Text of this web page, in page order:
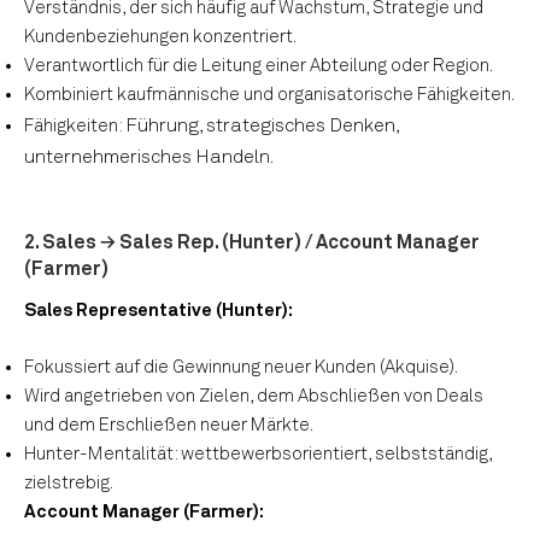
Verständnis, der sich häufig auf Wachstum, Strategie und
Kundenbeziehungen konzentriert.
Verantwortlich für die Leitung einer Abteilung oder Region.
Kombiniert kaufmännische und organisatorische Fähigkeiten.
Fähigkeiten: Führung, strategisches Denken,
unternehmerisches Handeln.
2. Sales → Sales Rep. (Hunter) / Account Manager
(Farmer)
Sales Representative (Hunter):
Fokussiert auf die Gewinnung neuer Kunden (Akquise).
Wird angetrieben von Zielen, dem Abschließen von Deals
und dem Erschließen neuer Märkte.
Hunter-Mentalität: wettbewerbsorientiert, selbstständig,
zielstrebig.
Account Manager (Farmer):